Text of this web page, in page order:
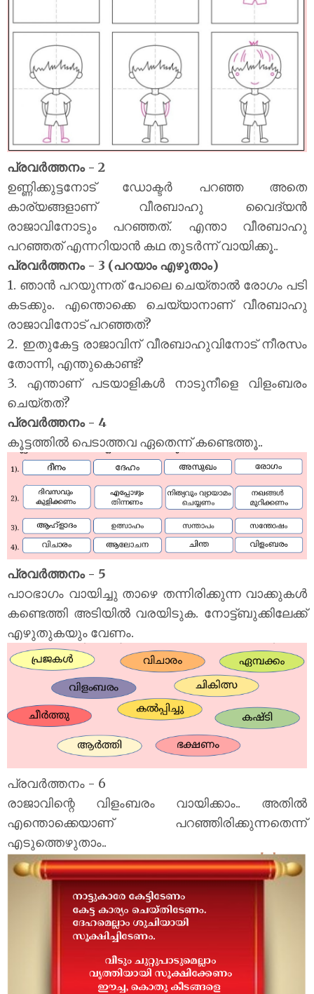
പ്രവർത്തനം - 2
ഉണ്ണിക്കുട്ടനോട് ഡോക്ടർ പറഞ്ഞ അതെ
കാര്യങ്ങളാണ് വീരബാഹു വൈദ്യൻ
രാജാവിനോടും പറഞ്ഞത്. എന്താ വീരബാഹു
പറഞ്ഞത് എന്നറിയാൻ കഥ തുടർന്ന് വായിക്കൂ..
പ്രവർത്തനം - 3 (പറയാം എഴുതാം)
1. ഞാൻ പറയുന്നത് പോലെ ചെയ്താൽ രോഗം പടി
കടക്കും. എന്തൊക്കെ ചെയ്യാനാണ് വീരബാഹു
രാജാവിനോട് പറഞ്ഞത്?
2. ഇതുകേട്ട രാജാവിന് വീരബാഹുവിനോട് നീരസം
തോന്നി, എന്തുകൊണ്ട്?
3. എന്താണ് പടയാളികൾ നാടുനീളെ വിളംബരം
ചെയ്തത്?
പ്രവർത്തനം - 4
കൂട്ടത്തിൽ പെടാത്തവ ഏതെന്ന് കണ്ടെത്തൂ..
പ്രവർത്തനം - 5
പാഠഭാഗം വായിച്ചു താഴെ തന്നിരിക്കുന്ന വാക്കുകൾ
കണ്ടെത്തി അടിയിൽ വരയിടുക. നോട്ട്ബുക്കിലേക്ക്
എഴുതുകയും വേണം.
പ്രവർത്തനം - 6
രാജാവിന്റെ വിളംബരം വായിക്കാം.. അതിൽ
എന്തൊക്കെയാണ് പറഞ്ഞിരിക്കുന്നതെന്ന്
എടുത്തെഴുതാം..